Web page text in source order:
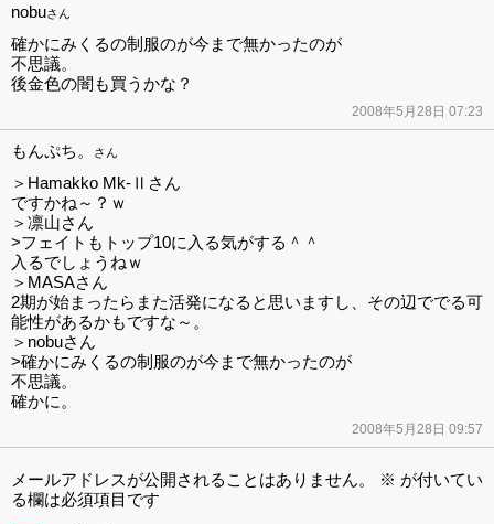
nobuさん
確かにみくるの制服のが今まで無かったのが
不思議。
後金色の闇も買うかな？
2008年5月28日 07:23
もんぷち。 さん
＞Hamakko Mk-Ⅱさん
ですかね～？ｗ
＞凛山さん
>フェイトもトップ10に入る気がする＾＾
入るでしょうねｗ
＞MASAさん
2期が始まったらまた活発になると思いますし、その辺ででる可
能性があるかもですな～。
＞nobuさん
>確かにみくるの制服のが今まで無かったのが
不思議。
確かに。
2008年5月28日 09:57
メールアドレスが公開されることはありません。 ※ が付いてい
る欄は必須項目です